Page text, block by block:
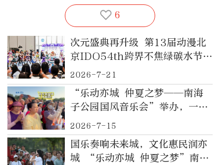
6
次元盛典再升级 第13届动漫北
京IDO54th跨界不焦绿碳水节燃
动亦庄
2026-7-21
“乐动亦城 仲夏之梦——南海
子公园国风音乐会”举办，一起
聆听！
2026-7-15
国乐奏响未来城，文化惠民润亦
城 “乐动亦城 仲夏之梦”南海